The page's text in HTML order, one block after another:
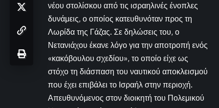
νέου στολίσκου από τις ισραηλινές ένοπλες
δυνάμεις, ο οποίος κατευθυνόταν προς τη
Λωρίδα της Γάζας. Σε δηλώσεις του, ο
Νετανιάχου έκανε λόγο για την αποτροπή ενός
«κακόβουλου σχεδίου», το οποίο είχε ως
στόχο τη διάσπαση του ναυτικού αποκλεισμού
που έχει επιβάλει το Ισραήλ στην περιοχή.
Απευθυνόμενος στον διοικητή του Πολεμικού